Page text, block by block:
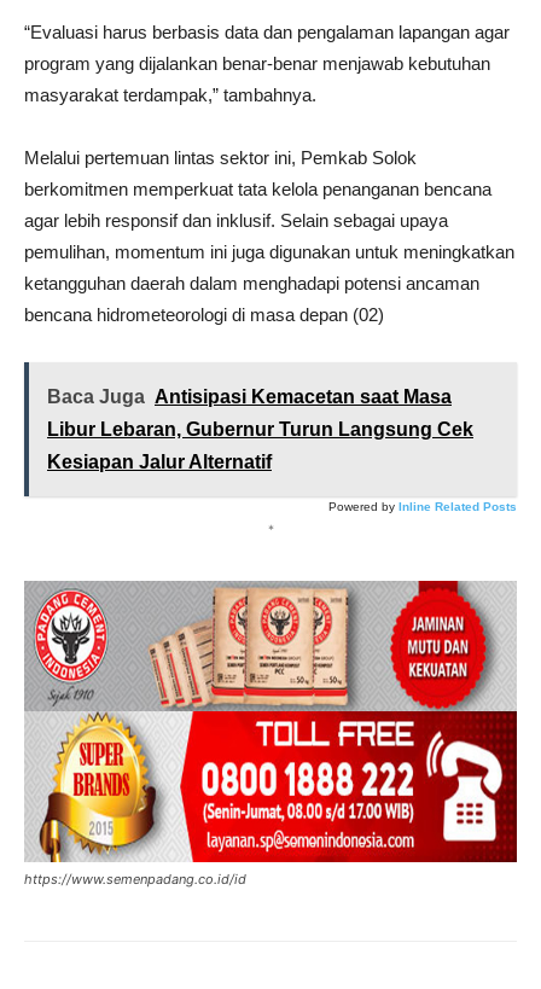
“Evaluasi harus berbasis data dan pengalaman lapangan agar
program yang dijalankan benar-benar menjawab kebutuhan
masyarakat terdampak,” tambahnya.
Melalui pertemuan lintas sektor ini, Pemkab Solok
berkomitmen memperkuat tata kelola penanganan bencana
agar lebih responsif dan inklusif. Selain sebagai upaya
pemulihan, momentum ini juga digunakan untuk meningkatkan
ketangguhan daerah dalam menghadapi potensi ancaman
bencana hidrometeorologi di masa depan (02)
Baca Juga Antisipasi Kemacetan saat Masa
Libur Lebaran, Gubernur Turun Langsung Cek
Kesiapan Jalur Alternatif
Powered by Inline Related Posts
*
https://www.semenpadang.co.id/id